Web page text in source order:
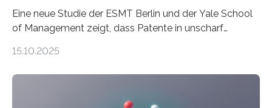
Eine neue Studie der ESMT Berlin und der Yale School
of Management zeigt, dass Patente in unscharf
häufiger zu bahnbrechenden Innovationen führen und
Erfindungen entstehen besonders dann, wenn
15.10.2025